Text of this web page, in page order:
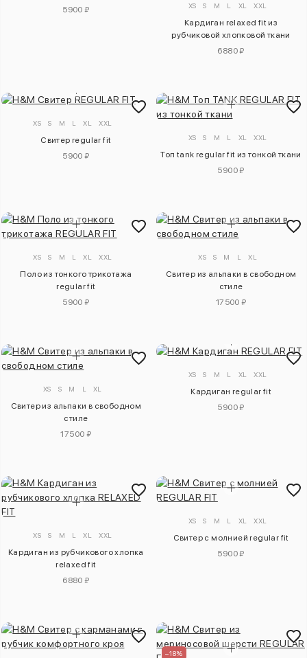
5900 ₽ XS S M L XL XXL
Кардиган relaxed fit из
рубчиковой хлопковой ткани
6880 ₽
XS S M L XL XXL
Свитер regular fit
5900 ₽
XS S M L XL XXL
Топ tank regular fit из тонкой ткани
5900 ₽
XS S M L XL XXL
Поло из тонкого трикотажа
regular fit
5900 ₽
XS S M L XL
Свитер из альпаки в свободном
стиле
17500 ₽
XS S M L XL
Свитер из альпаки в свободном
стиле
17500 ₽
XS S M L XL XXL
Кардиган regular fit
5900 ₽
XS S M L XL XXL
Кардиган из рубчикового хлопка
relaxed fit
6880 ₽
XS S M L XL XXL
Свитер с молнией regular fit
5900 ₽
–18%